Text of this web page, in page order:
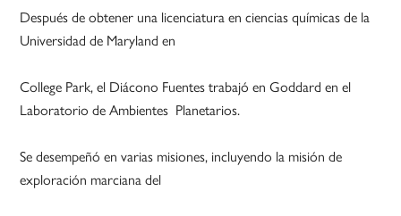
Después de obtener una licenciatura en ciencias químicas de la
Universidad de Maryland en
College Park, el Diácono Fuentes trabajó en Goddard en el
Laboratorio de Ambientes Planetarios.
Se desempeñó en varias misiones, incluyendo la misión de
exploración marciana del